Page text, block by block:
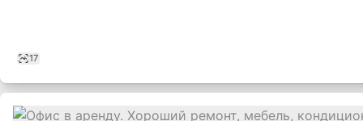
17